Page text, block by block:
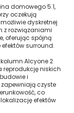
domowego 5.1,
oczekują
dyskretnej
z rozwiązaniami
oferując spójną
surround.
Alcyone 2
reprodukcję niskich
i
czyste
co
efektów